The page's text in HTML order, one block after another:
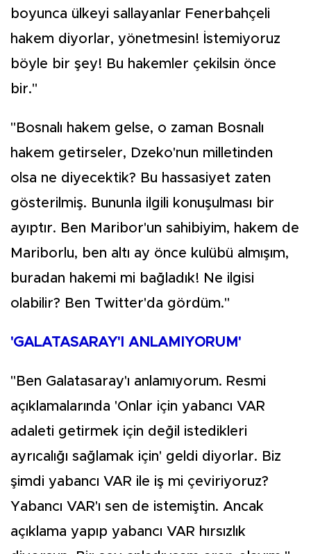
boyunca ülkeyi sallayanlar Fenerbahçeli
hakem diyorlar, yönetmesin! İstemiyoruz
böyle bir şey! Bu hakemler çekilsin önce
bir."
"Bosnalı hakem gelse, o zaman Bosnalı
hakem getirseler, Dzeko'nun milletinden
olsa ne diyecektik? Bu hassasiyet zaten
gösterilmiş. Bununla ilgili konuşulması bir
ayıptır. Ben Maribor'un sahibiyim, hakem de
Mariborlu, ben altı ay önce kulübü almışım,
buradan hakemi mi bağladık! Ne ilgisi
olabilir? Ben Twitter'da gördüm."
'GALATASARAY'I ANLAMIYORUM'
"Ben Galatasaray'ı anlamıyorum. Resmi
açıklamalarında 'Onlar için yabancı VAR
adaleti getirmek için değil istedikleri
ayrıcalığı sağlamak için' geldi diyorlar. Biz
şimdi yabancı VAR ile iş mi çeviriyoruz?
Yabancı VAR'ı sen de istemiştin. Ancak
açıklama yapıp yabancı VAR hırsızlık